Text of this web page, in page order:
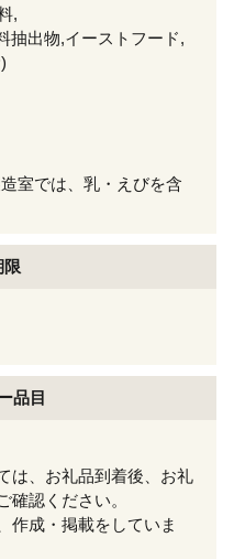
,
抽出物,イーストフード,
室では、乳・えびを含
限
品目
は、お礼品到着後、お礼
確認ください。
作成・掲載をしていま